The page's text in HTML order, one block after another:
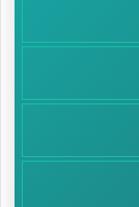
خیابان‌ها آمده
شهر قشنگ و
شهر خواستنی و
یک
هم آمدند
به اینها. او
و دسته را فشار